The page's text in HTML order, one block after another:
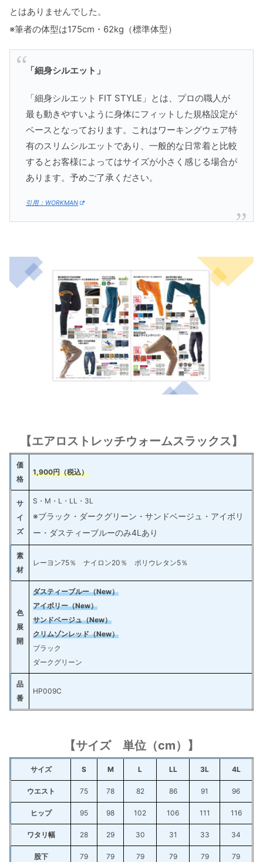
とはありませんでした。
※筆者の体型は175cm・62kg（標準体型）
「細身シルエット」
「細身シルエット FIT STYLE」とは、プロの職人が
最も動きやすいように身体にフィットした規格設定が
ベースとなっております。これはワーキングウェア特
有のスリムシルエットであり、一般的な日常着と比較
するとお客様によってはサイズが小さく感じる場合が
あります。予めご了承ください。
引用：WORKMAN
【エアロストレッチウォームスラックス】
価
格
1,900円（税込）
サ
イ
ズ
S・M・L・LL・3L
※ブラック・ダークグリーン・サンドベージュ・アイボリ
ー・ダスティーブルーのみ4Lあり
素
材
レーヨン75％ ナイロン20％ ポリウレタン5％
色
展
開
ダスティーブルー（New）
アイボリー（New）
サンドベージュ（New）
クリムゾンレッド（New）
ブラック
ダークグリーン
品
番
HP009C
【サイズ 単位（cm）】
サイズ S M L LL 3L 4L
ウエスト 75 78 82 86 91 96
ヒップ 95 98 102 106 111 116
ワタリ幅 28 29 30 31 33 34
股下 79 79 79 79 79 79